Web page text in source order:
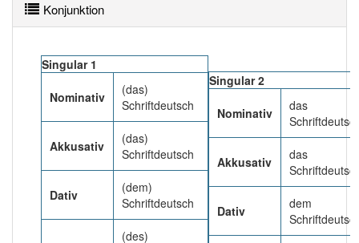
Konjunktion
Singular 1
Nominativ
(das)
Schriftdeutsch
Akkusativ
(das)
Schriftdeutsch
Dativ
(dem)
Schriftdeutsch
(des)
Singular 2
Nominativ
das
Akkusativ
das
Dativ
dem